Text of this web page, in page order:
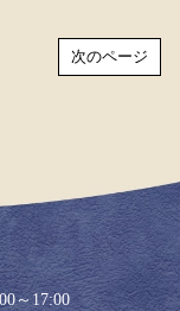
次のページ
～17:00